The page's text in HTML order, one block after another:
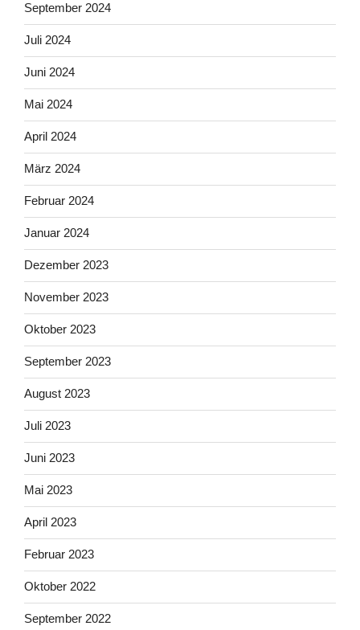
September 2024
Juli 2024
Juni 2024
Mai 2024
April 2024
März 2024
Februar 2024
Januar 2024
Dezember 2023
November 2023
Oktober 2023
September 2023
August 2023
Juli 2023
Juni 2023
Mai 2023
April 2023
Februar 2023
Oktober 2022
September 2022